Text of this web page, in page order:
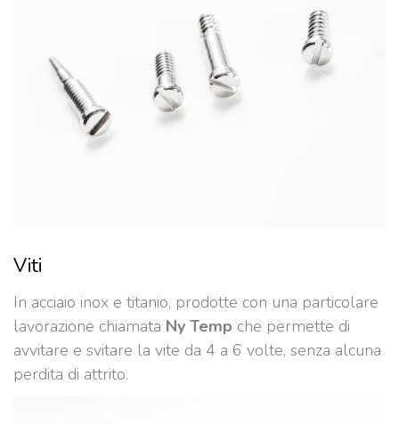
Viti
In acciaio inox e titanio, prodotte con una particolare
lavorazione chiamata Ny Temp che permette di
avvitare e svitare la vite da 4 a 6 volte, senza alcuna
perdita di attrito.